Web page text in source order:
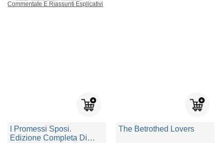
I Promessi Sposi.
Edizione Completa Di
The Betrothed Lovers